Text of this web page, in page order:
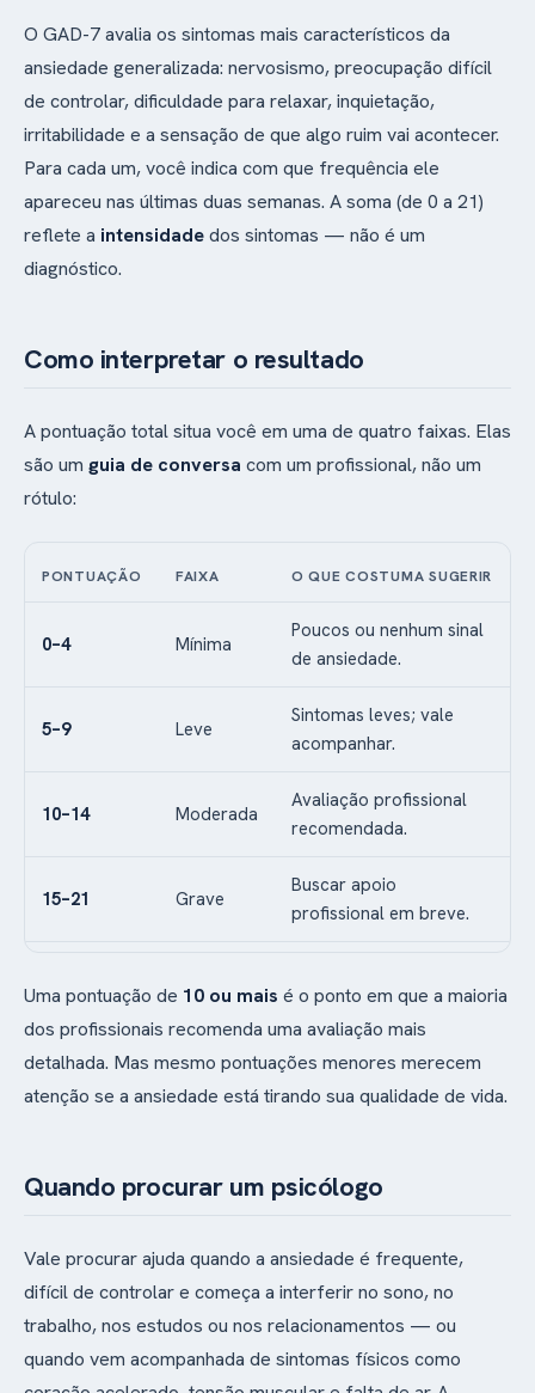
O GAD-7 avalia os sintomas mais característicos da
ansiedade generalizada: nervosismo, preocupação difícil
de controlar, dificuldade para relaxar, inquietação,
irritabilidade e a sensação de que algo ruim vai acontecer.
Para cada um, você indica com que frequência ele
apareceu nas últimas duas semanas. A soma (de 0 a 21)
reflete a intensidadedos sintomas — não é um
diagnóstico.
Como interpretar o resultado
A pontuação total situa você em uma de quatro faixas. Elas
são um guia de conversa com um profissional, não um
rótulo:
PONTUAÇÃO FAIXA O QUE COSTUMA SUGERIR
0–4 Mínima
Poucos ou nenhum sinal
de ansiedade.
5–9 Leve
Sintomas leves; vale
acompanhar.
10–14 Moderada
Avaliação profissional
recomendada.
15–21 Grave
Buscar apoio
profissional em breve.
Uma pontuação de 10 ou mais é o ponto em que a maioria
dos profissionais recomenda uma avaliação mais
detalhada. Mas mesmo pontuações menores merecem
atenção se a ansiedade está tirando sua qualidade de vida.
Quando procurar um psicólogo
Vale procurar ajuda quando a ansiedade é frequente,
difícil de controlar e começa a interferir no sono, no
trabalho, nos estudos ou nos relacionamentos — ou
quando vem acompanhada de sintomas físicos como